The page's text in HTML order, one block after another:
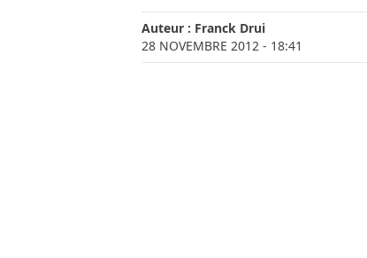
Auteur : Franck Drui
28 NOVEMBRE 2012 - 18:41